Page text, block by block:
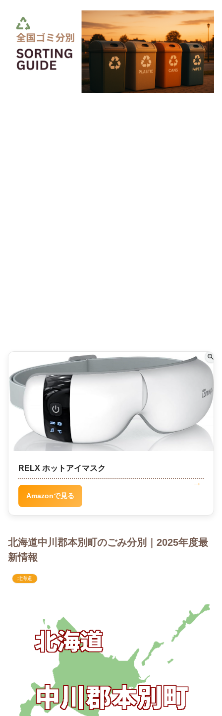
RELX ホットアイマスク
Amazonで見る
北海道中川郡本別町のごみ分別｜2025年度最
新情報
北海道